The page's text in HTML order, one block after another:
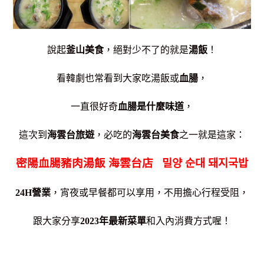
說起釜山美食，絕對少不了的就是湯飯 ！
看韓劇也常看到大家吃湯飯或血腸 ，
一直很好奇血腸是什麼味道 ，
這次到 海雲台旅遊 ，必吃的海雲台美食之一就是這家：
密陽血腸豬肉湯飯 海雲台店 밀양 순대 돼지국밥
24H營業 ，宵夜或早餐都可以享用， 不用擔心行程受阻，
跟大家分享2023年最新菜單和入內消費方式喔！